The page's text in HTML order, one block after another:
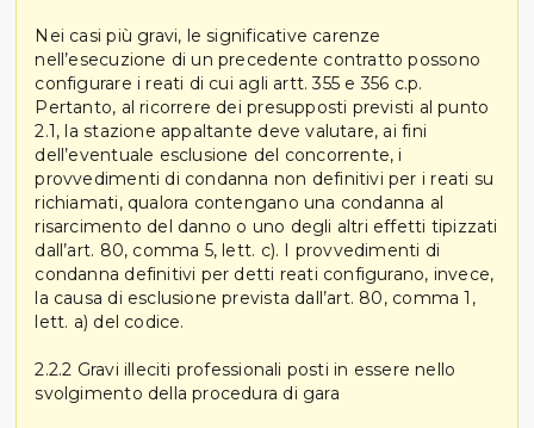
Nei casi più gravi, le significative carenze
nell’esecuzione di un precedente contratto possono
configurare i reati di cui agli artt. 355 e 356 c.p.
Pertanto, al ricorrere dei presupposti previsti al punto
2.1, la stazione appaltante deve valutare, ai fini
dell’eventuale esclusione del concorrente, i
provvedimenti di condanna non definitivi per i reati su
richiamati, qualora contengano una condanna al
risarcimento del danno o uno degli altri effetti tipizzati
dall’art. 80, comma 5, lett. c). I provvedimenti di
condanna definitivi per detti reati configurano, invece,
la causa di esclusione prevista dall’art. 80, comma 1,
lett. a) del codice.
2.2.2 Gravi illeciti professionali posti in essere nello
svolgimento della procedura di gara